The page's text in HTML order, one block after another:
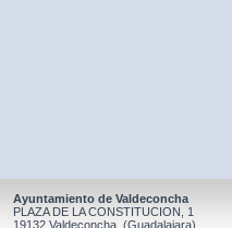
Ayuntamiento de Valdeconcha
PLAZA DE LA CONSTITUCION, 1
19132 Valdeconcha (Guadalajara)